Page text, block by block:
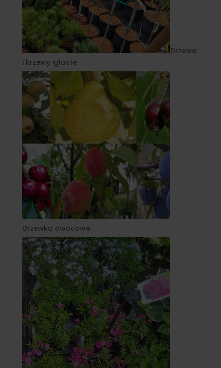
Drzewa
i krzewy iglaste
Drzewka owocowe